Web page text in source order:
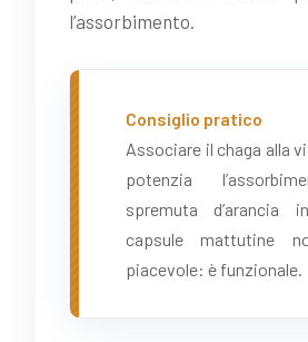
l’assorbimento.
Consiglio pratico
Associare il chaga alla
potenzia
spremuta d’arancia
capsule mattutine
piacevole: è funzionale.